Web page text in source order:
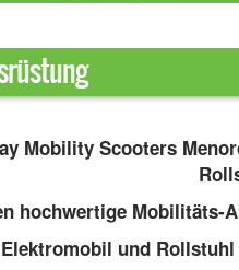
Mobility Scooters
hochwertige Mobilitäts-
und